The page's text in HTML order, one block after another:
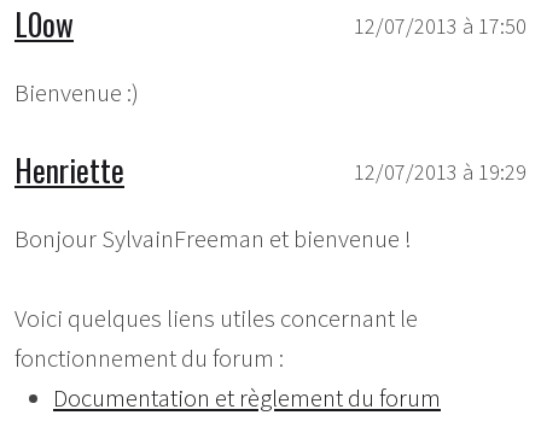
12/07/2013 à 17:50
L0ow
Bienvenue :)
12/07/2013 à 19:29
Henriette
Bonjour SylvainFreeman et bienvenue !
Voici quelques liens utiles concernant le
fonctionnement du forum :
Documentation et règlement du forum